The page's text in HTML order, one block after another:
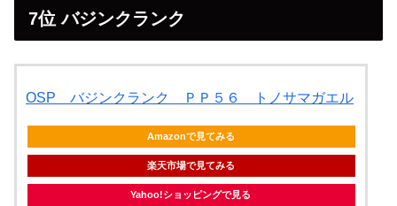
7位 バジンクランク
OSP バジンクランク ＰＰ５６ トノサマガエル
Amazonで見てみる
楽天市場で見てみる
Yahoo!ショッピングで見る